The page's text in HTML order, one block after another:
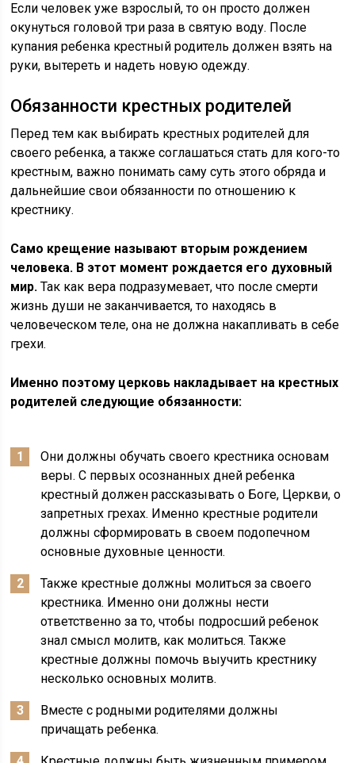
Если человек уже взрослый, то он просто должен
окунуться головой три раза в святую воду. После
купания ребенка крестный родитель должен взять на
руки, вытереть и надеть новую одежду.
Обязанности крестных родителей
Перед тем как выбирать крестных родителей для
своего ребенка, а также соглашаться стать для кого-то
крестным, важно понимать саму суть этого обряда и
дальнейшие свои обязанности по отношению к
крестнику.
Само крещение называют вторым рождением
человека. В этот момент рождается его духовный
мир. Так как вера подразумевает, что после смерти
жизнь души не заканчивается, то находясь в
человеческом теле, она не должна накапливать в себе
грехи.
Именно поэтому церковь накладывает на крестных
родителей следующие обязанности:
Они должны обучать своего крестника основам
веры. С первых осознанных дней ребенка
крестный должен рассказывать о Боге, Церкви, о
запретных грехах. Именно крестные родители
должны сформировать в своем подопечном
основные духовные ценности.
Также крестные должны молиться за своего
крестника. Именно они должны нести
ответственно за то, чтобы подросший ребенок
знал смысл молитв, как молиться. Также
крестные должны помочь выучить крестнику
несколько основных молитв.
Вместе с родными родителями должны
причащать ребенка.